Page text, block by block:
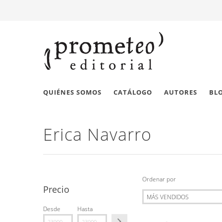
QUIÉNES SOMOS CATÁLOGO AUTORES
Erica Navarro
Precio
Desde Hasta
Ordenar por